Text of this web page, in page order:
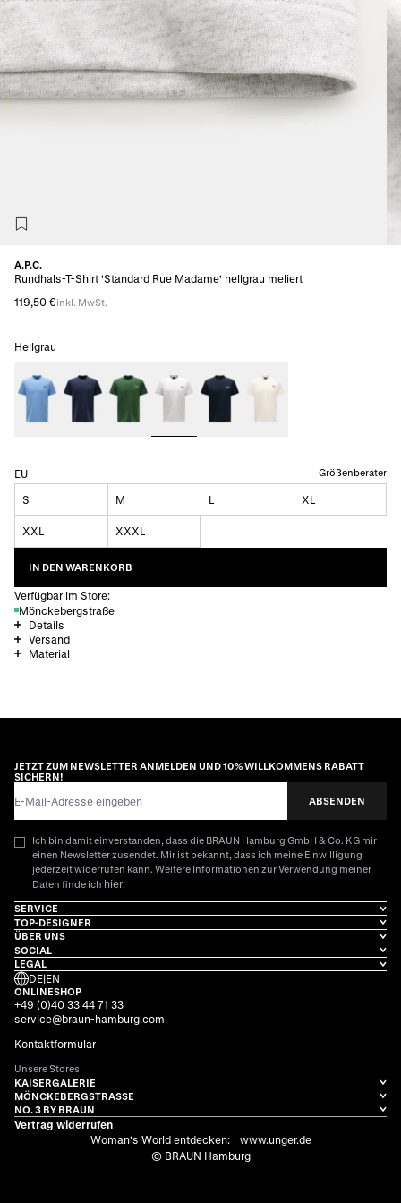
A.P.C.
Rundhals-T-Shirt 'Standard Rue Madame' hellgrau meliert
119,50 €inkl. MwSt.
Hellgrau
EU Größenberater
S M L XL
XXL XXXL
IN DEN WARENKORB
Verfügbar im Store:
Mönckebergstraße
Details
Versand
Material
JETZT ZUM NEWSLETTER ANMELDEN UND 10% WILLKOMMENS RABATT
SICHERN!
ABSENDEN
Ich bin damit einverstanden, dass die BRAUN Hamburg GmbH & Co. KG mir
einen Newsletter zusendet. Mir ist bekannt, dass ich meine Einwilligung
jederzeit widerrufen kann. Weitere Informationen zur Verwendung meiner
Daten finde ich hier.
SERVICE
TOP-DESIGNER
ÜBER UNS
SOCIAL
LEGAL
DE|EN
ONLINESHOP
+49 (0)40 33 44 71 33
service@braun-hamburg.com
Kontaktformular
Unsere Stores
KAISERGALERIE
MÖNCKEBERGSTRASSE
NO. 3 BY BRAUN
Vertrag widerrufen
Woman's World entdecken:
www.unger.de
© BRAUN Hamburg